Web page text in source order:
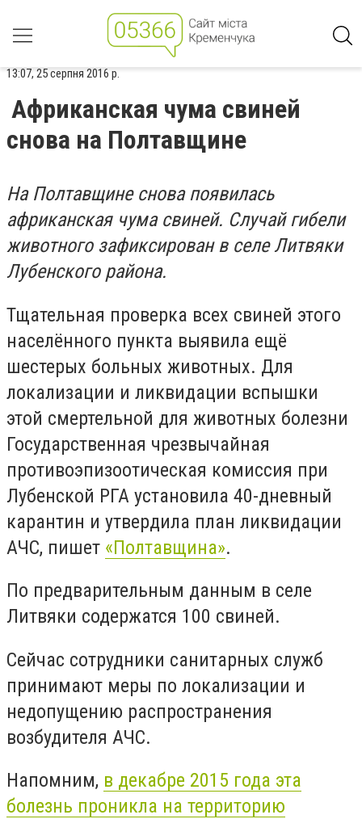
13:07, 25 серпня 2016 р.
Африканская чума свиней
снова на Полтавщине
На Полтавщине снова появилась
африканская чума свиней. Случай гибели
животного зафиксирован в селе Литвяки
Лубенского района.
Тщательная проверка всех свиней этого
населённого пункта выявила ещё
шестерых больных животных. Для
локализации и ликвидации вспышки
этой смертельной для животных болезни
Государственная чрезвычайная
противоэпизоотическая комиссия при
Лубенской РГА установила 40-дневный
карантин и утвердила план ликвидации
АЧС, пишет «Полтавщина».
По предварительным данным в селе
Литвяки содержатся 100 свиней.
Сейчас сотрудники санитарных служб
принимают меры по локализации и
недопущению распространения
возбудителя АЧС.
Напомним, в декабре 2015 года эта
болезнь проникла на территорию